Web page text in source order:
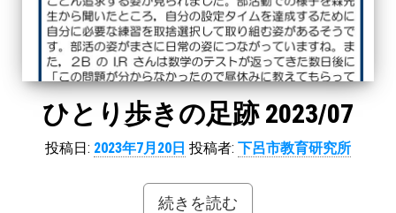
ひとり歩きの足跡 2023/07
投稿日: 2023年7月20日 投稿者: 下呂市教育研究所
続きを読む